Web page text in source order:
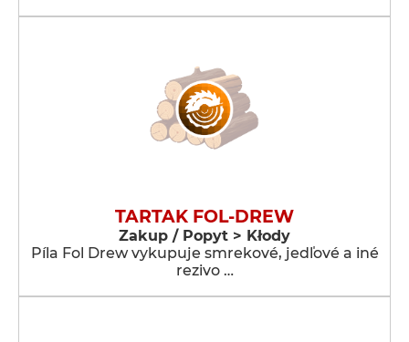
TARTAK FOL-DREW
Zakup / Popyt > Kłody
Píla Fol Drew vykupuje smrekové, jedľové a iné
rezivo …